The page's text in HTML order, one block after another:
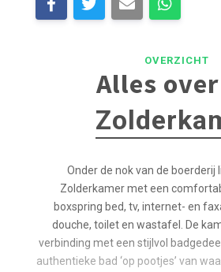
OVERZICHT
Alles over
Onder de nok van de boerderij
Zolderkamer met een
boxspring bed, tv, internet- en
douche, toilet en wastafel. De
verbinding met een stijlvol
authentieke bad ‘op pootjes’ van